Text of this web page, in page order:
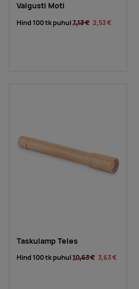
Valgusti Moti
Hind 100 tk puhul7,13 € 2,53 €
Taskulamp Teles
Hind 100 tk puhul10,63 € 3,63 €